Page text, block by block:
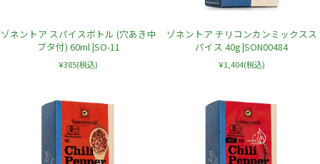
ゾネントア スパイスボトル (穴あき中
ブタ付) 60ml |SO-11
¥385(税込)
ゾネントア チリコンカンミックスス
パイス 40g |SON00484
¥1,404(税込)